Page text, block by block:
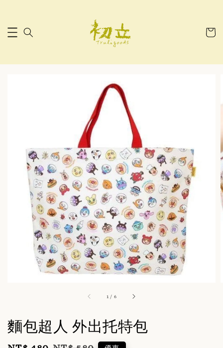
1 / 6
麵包超人 外出托特包